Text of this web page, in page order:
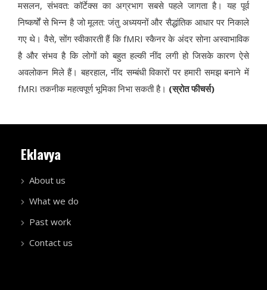
मसलन, संभवत: कॉर्टेक्स का अग्रभाग सबसे पहले जागता है। यह पूर्व
निष्कर्षों से भिन्न है जो मूलत: जंतु अध्ययनों और सैद्धांतिक आधार पर निकाले
गए थे। वैसे, सोंग स्वीकारती हैं कि fMRI स्कैनर के अंदर सोना अस्वाभाविक
है और संभव है कि लोगों को बहुत हल्की नींद लगी हो जिसके कारण ऐसे
अवलोकन मिले हैं। बहरहाल, नींद सम्बंधी विकारों पर हमारी समझ बनाने में
fMRI तकनीक महत्वपूर्ण भूमिका निभा सकती है। (स्रोत फीचर्स)
Eklavya
About us
What we do
Past work
Contact us